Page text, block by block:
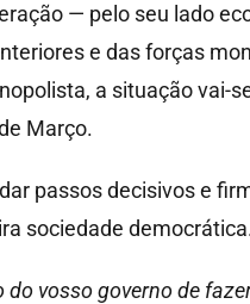
— pelo seu lado
e das forças
a situação vai-
Março.
passos decisivos e
sociedade
vosso governo de